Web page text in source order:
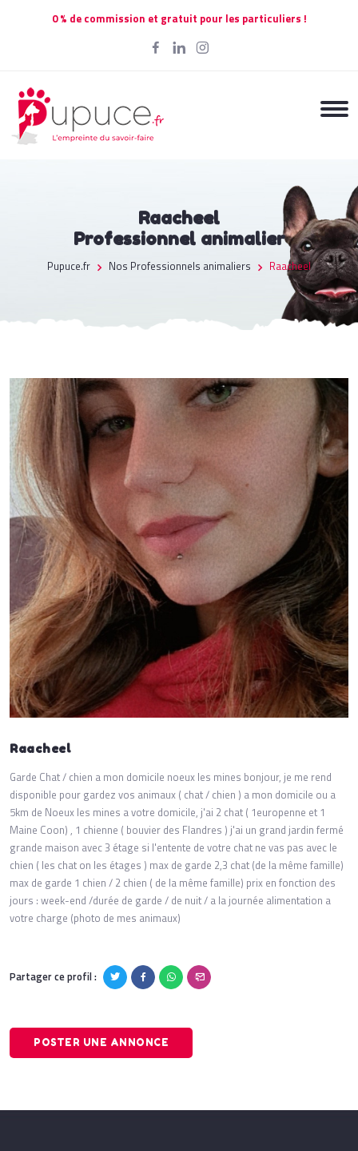
0 % de commission et gratuit pour les particuliers !
Raacheel
Professionnel animalier
Pupuce.fr Nos Professionnels animaliers Raacheel
Raacheel
Garde Chat / chien a mon domicile noeux les mines bonjour, je me rend
disponible pour gardez vos animaux ( chat / chien ) a mon domicile ou a
5km de Noeux les mines a votre domicile, j'ai 2 chat ( 1europenne et 1
Maine Coon) , 1 chienne ( bouvier des Flandres ) j'ai un grand jardin fermé
grande maison avec 3 étage si l'entente de votre chat ne vas pas avec le
chien ( les chat on les étages ) max de garde 2,3 chat (de la même famille)
max de garde 1 chien / 2 chien ( de la même famille) prix en fonction des
jours : week-end /durée de garde / de nuit / a la journée alimentation a
votre charge (photo de mes animaux)
Partager ce profil :
POSTER UNE ANNONCE